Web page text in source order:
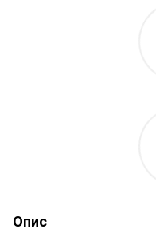
Опис